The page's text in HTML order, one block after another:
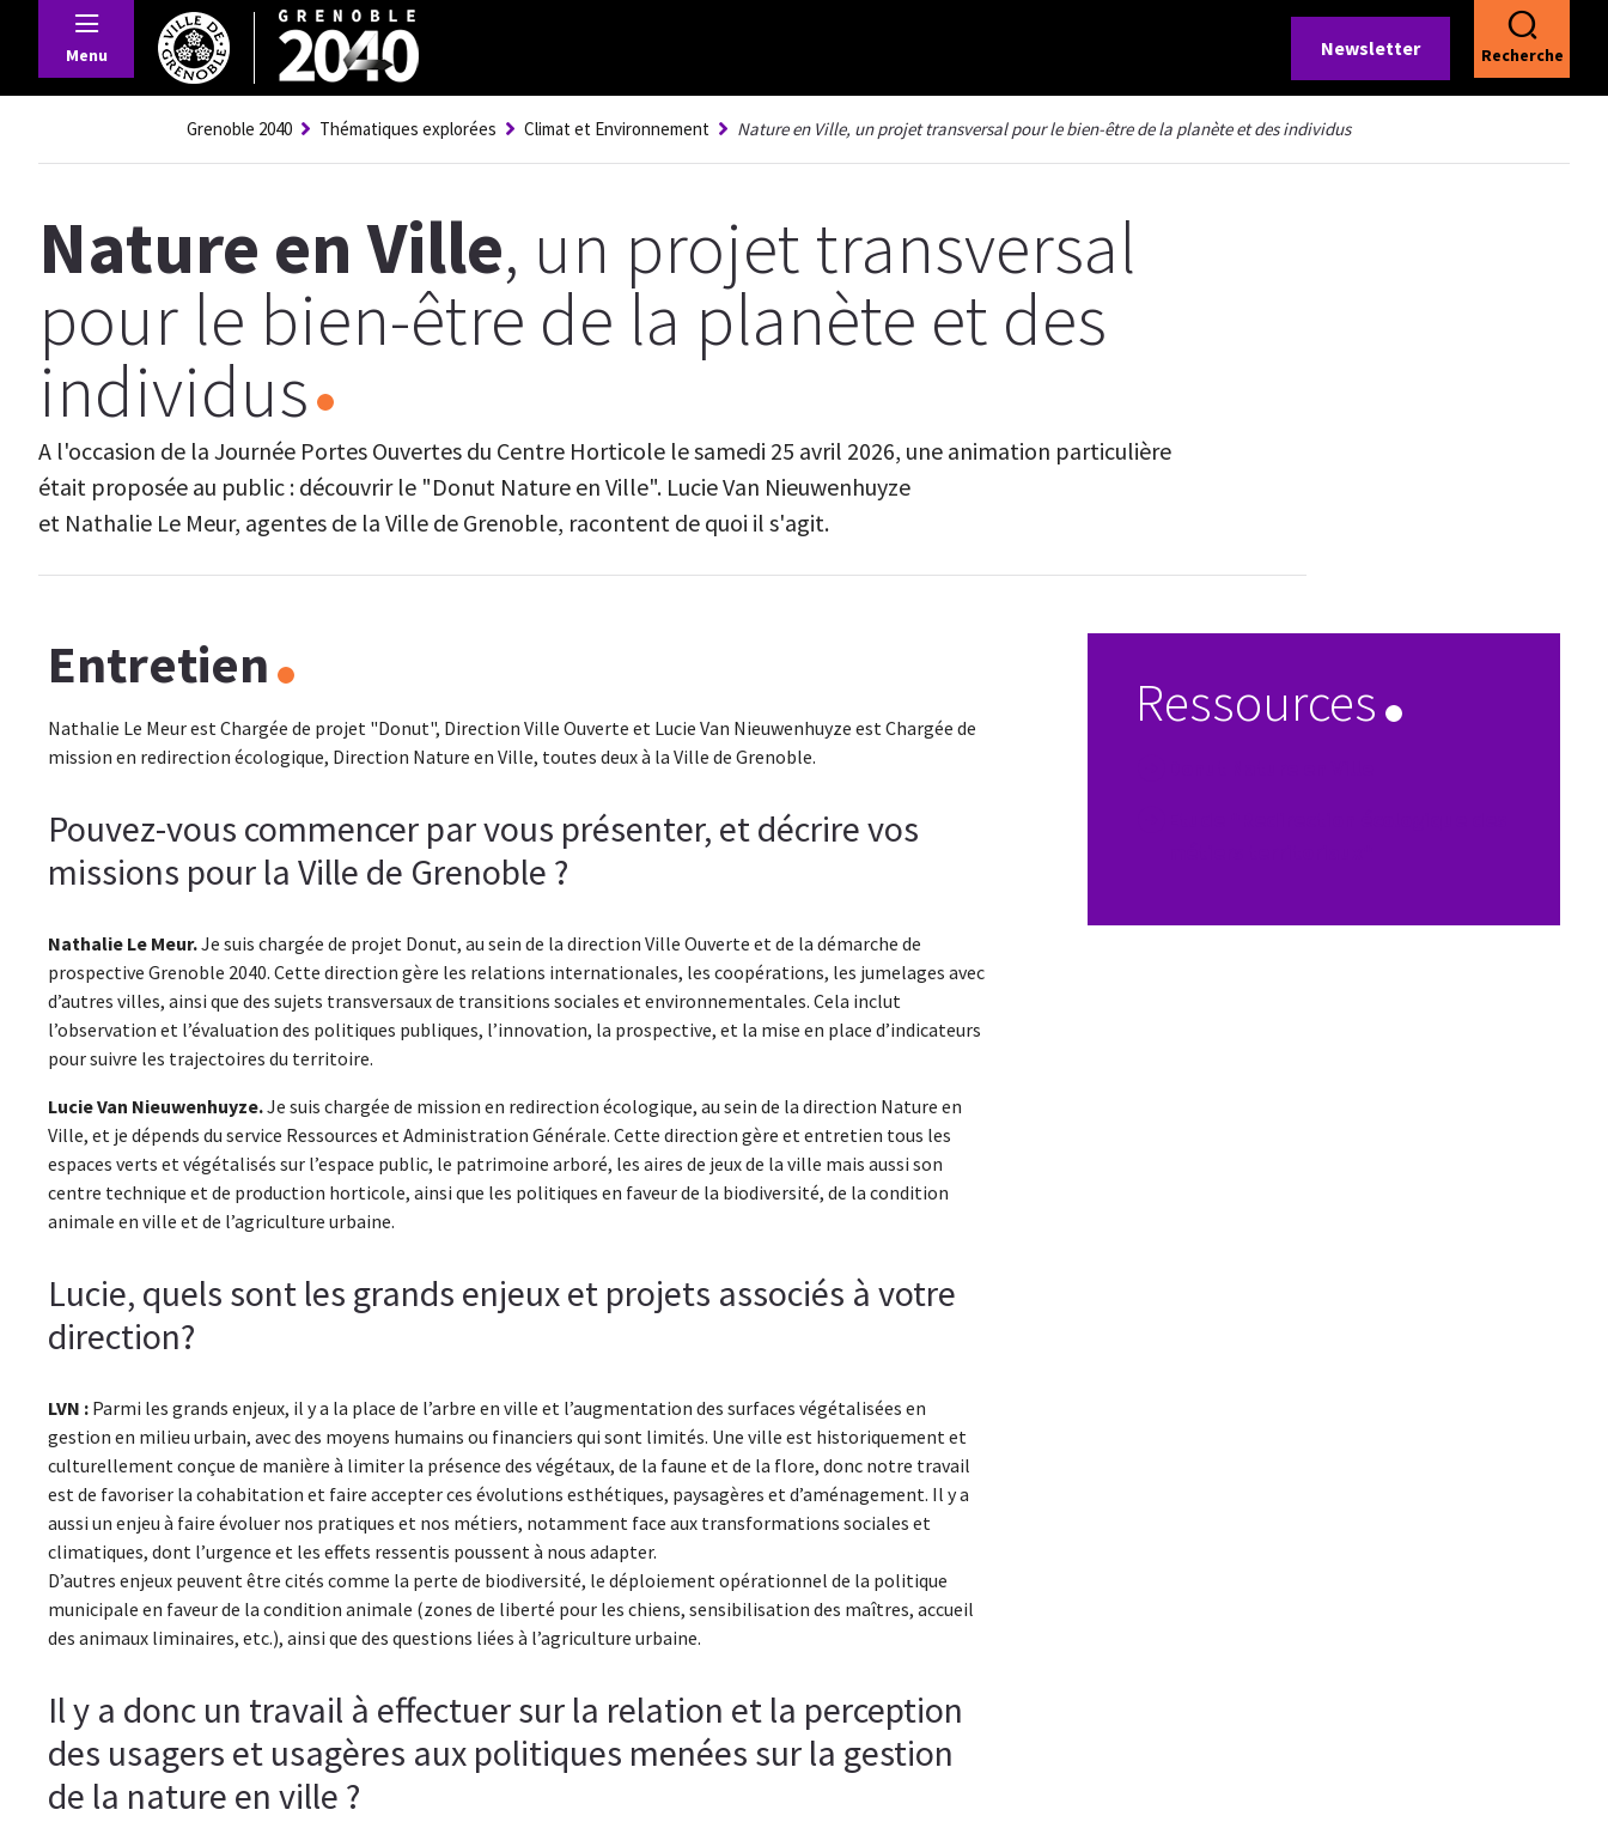
Panneau de gestion des cookies
Menu Newsletter Recherche
Grenoble 2040 Thématiques explorées Climat et Environnement Nature en Ville, un projet transversal pour le bien-être de la planète et des individus
Nature en Ville, un projet transversal
pour le bien-être de la planète et des
individus
A l'occasion de la Journée Portes Ouvertes du Centre Horticole le samedi 25 avril 2026, une animation particulière
était proposée au public : découvrir le "Donut Nature en Ville". Lucie Van Nieuwenhuyze
et Nathalie Le Meur, agentes de la Ville de Grenoble, racontent de quoi il s'agit.
Entretien
Nathalie Le Meur est Chargée de projet "Donut", Direction Ville Ouverte et Lucie Van Nieuwenhuyze est Chargée de
mission en redirection écologique, Direction Nature en Ville, toutes deux à la Ville de Grenoble.
Pouvez-vous commencer par vous présenter, et décrire vos
missions pour la Ville de Grenoble ?
Nathalie Le Meur.Je suis chargée de projet Donut, au sein de la direction Ville Ouverte et de la démarche de
prospective Grenoble 2040. Cette direction gère les relations internationales, les coopérations, les jumelages avec
d’autres villes, ainsi que des sujets transversaux de transitions sociales et environnementales. Cela inclut
l’observation et l’évaluation des politiques publiques, l’innovation, la prospective, et la mise en place d’indicateurs
pour suivre les trajectoires du territoire.
Lucie Van Nieuwenhuyze.Je suis chargée de mission en redirection écologique, au sein de la direction Nature en
Ville, et je dépends du service Ressources et Administration Générale. Cette direction gère et entretien tous les
espaces verts et végétalisés sur l’espace public, le patrimoine arboré, les aires de jeux de la ville mais aussi son
centre technique et de production horticole, ainsi que les politiques en faveur de la biodiversité, de la condition
animale en ville et de l’agriculture urbaine.
Lucie, quels sont les grands enjeux et projets associés à votre
direction?
LVN : Parmi les grands enjeux, il y a la place de l’arbre en ville et l’augmentation des surfaces végétalisées en
gestion en milieu urbain, avec des moyens humains ou financiers qui sont limités. Une ville est historiquement et
culturellement conçue de manière à limiter la présence des végétaux, de la faune et de la flore, donc notre travail
est de favoriser la cohabitation et faire accepter ces évolutions esthétiques, paysagères et d’aménagement. Il y a
aussi un enjeu à faire évoluer nos pratiques et nos métiers, notamment face aux transformations sociales et
climatiques, dont l’urgence et les effets ressentis poussent à nous adapter.
D’autres enjeux peuvent être cités comme la perte de biodiversité, le déploiement opérationnel de la politique
municipale en faveur de la condition animale (zones de liberté pour les chiens, sensibilisation des maîtres, accueil
des animaux liminaires, etc.), ainsi que des questions liées à l’agriculture urbaine.
Il y a donc un travail à effectuer sur la relation et la perception
des usagers et usagères aux politiques menées sur la gestion
de la nature en ville ?
Ressources